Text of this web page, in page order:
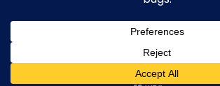
Association nationale
des Théâtres de Marionnettes
et Arts Associés